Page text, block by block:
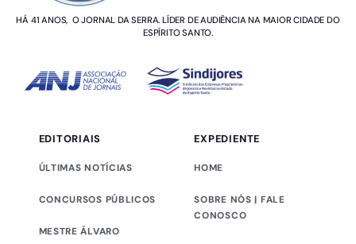
HÁ 41 ANOS, O JORNAL DA SERRA. LÍDER DE AUDIÊNCIA NA MAIOR CIDADE DO
ESPÍRITO SANTO.
EDITORIAIS
ÚLTIMAS NOTÍCIAS
CONCURSOS PÚBLICOS
MESTRE ÁLVARO
EXPEDIENTE
HOME
SOBRE NÓS | FALE
CONOSCO